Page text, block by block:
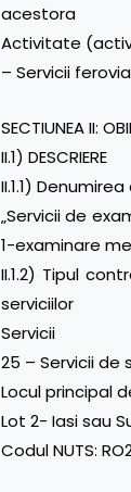
acestora
Activitate
– Servicii
SECTIUNEA II:
II.1) DESCRIERE
II.1.1)
„Servicii de
1-examinare
II.1.2) Tipul
serviciilor
Servicii
25 – Servicii
Locul principal
Lot 2- Iasi sau
Codul NUTS: